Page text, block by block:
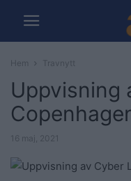
Hem Travnytt
Uppvisning
16 maj, 2021